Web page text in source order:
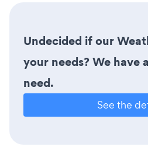
Undecided if our
your needs? We have
need.
See the